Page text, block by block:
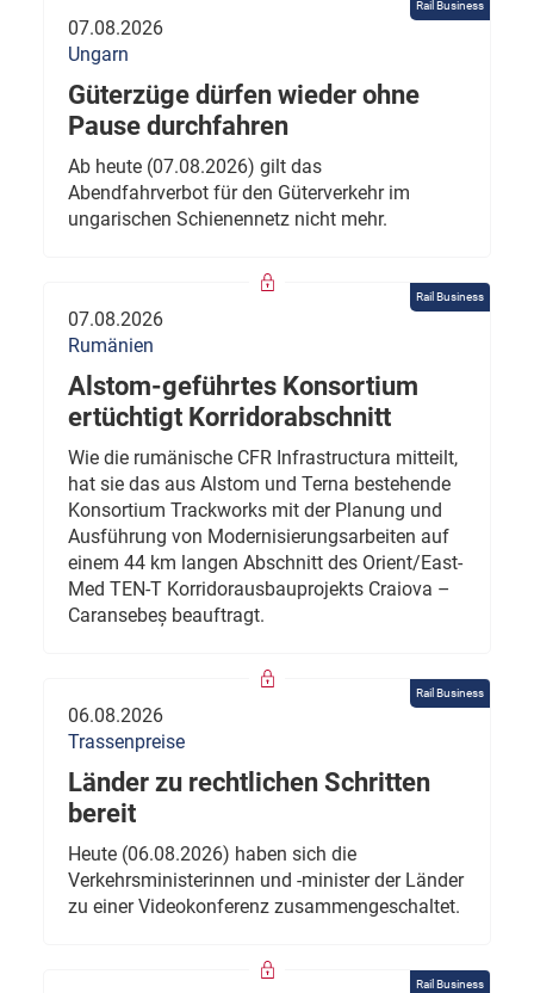
Rail Business
07.08.2026
Ungarn
Güterzüge dürfen wieder ohne
Pause durchfahren
Ab heute (07.08.2026) gilt das
Abendfahrverbot für den Güterverkehr im
ungarischen Schienennetz nicht mehr.
Rail Business
07.08.2026
Rumänien
Alstom-geführtes Konsortium
ertüchtigt Korridorabschnitt
Wie die rumänische CFR Infrastructura mitteilt,
hat sie das aus Alstom und Terna bestehende
Konsortium Trackworks mit der Planung und
Ausführung von Modernisierungsarbeiten auf
einem 44 km langen Abschnitt des Orient/East-
Med TEN-T Korridorausbauprojekts Craiova –
Caransebeș beauftragt.
Rail Business
06.08.2026
Trassenpreise
Länder zu rechtlichen Schritten
bereit
Heute (06.08.2026) haben sich die
Verkehrsministerinnen und -minister der Länder
zu einer Videokonferenz zusammengeschaltet.
Rail Business